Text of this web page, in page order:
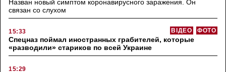
Назван новый симптом коронавирусного заражения. Он
связан со слухом
15:33 ФОТО
ВІДЕО
Спецназ поймал иностранных грабителей, которые
«разводили» стариков по всей Украине
15:29